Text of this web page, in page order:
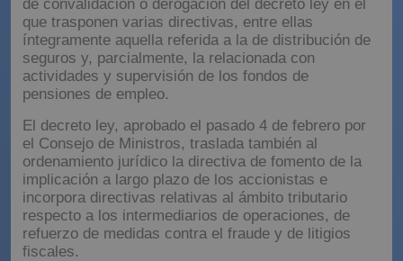
de convalidación o derogación del decreto ley en el
que trasponen varias directivas, entre ellas
íntegramente aquella referida a la de distribución de
seguros y, parcialmente, la relacionada con
actividades y supervisión de los fondos de
pensiones de empleo.
El decreto ley, aprobado el pasado 4 de febrero por
el Consejo de Ministros, traslada también al
ordenamiento jurídico la directiva de fomento de la
implicación a largo plazo de los accionistas e
incorpora directivas relativas al ámbito tributario
respecto a los intermediarios de operaciones, de
refuerzo de medidas contra el fraude y de litigios
fiscales.